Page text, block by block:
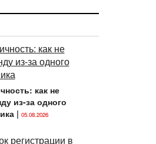
как не
из-за одного
| 05.08.2026